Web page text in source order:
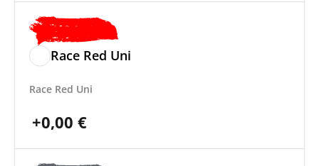
Race Red Uni
Race Red Uni
+0,00 €